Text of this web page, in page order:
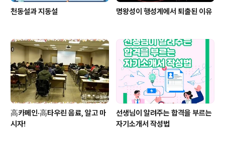
천동설과 지동설 명왕성이 행성계에서 퇴출된 이유
高카페인·高타우린 음료, 알고 마
시자!
선생님이 알려주는 합격을 부르는
자기소개서 작성법